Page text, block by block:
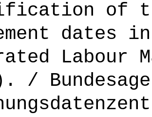
of
dates
Labour
/